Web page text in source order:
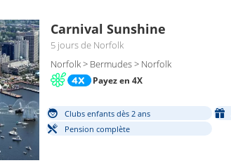
Carnival Sunshine
5 joursde Norfolk
Norfolk > Bermudes > Norfolk
Payez en 4X
Clubs enfants dès 2 ans
Pension complète